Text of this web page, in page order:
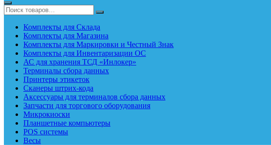
Комплекты для Склада
Комплекты для Магазина
Комплекты для Маркировки и Честный Знак
Комплекты для Инвентаризации ОС
АС для хранения ТСД «Инлокер»
Терминалы сбора данных
Принтеры этикеток
Сканеры штрих-кода
Аксессуары для терминалов сбора данных
Запчасти для торгового оборудования
Микрокиоски
Планшетные компьютеры
POS системы
Весы